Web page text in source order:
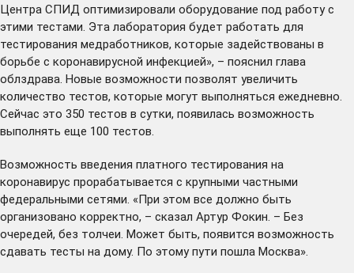
Центра СПИД оптимизировали оборудование под работу с
этими тестами. Эта лаборатория будет работать для
тестирования медработников, которые задействованы в
борьбе с коронавирусной инфекцией», – пояснил глава
облздрава. Новые возможности позволят увеличить
количество тестов, которые могут выполняться ежедневно.
Сейчас это 350 тестов в сутки, появилась возможность
выполнять еще 100 тестов.
Возможность введения платного тестирования на
коронавирус прорабатывается с крупными частными
федеральными сетями. «При этом все должно быть
организовано корректно, – сказал Артур Фокин. – Без
очередей, без толчеи. Может быть, появится возможность
сдавать тесты на дому. По этому пути пошла Москва».